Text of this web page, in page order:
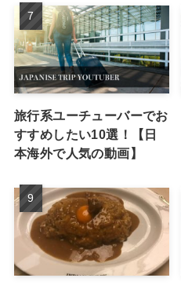
旅行系ユーチューバーでお
すすめしたい10選！【日
本海外で人気の動画】